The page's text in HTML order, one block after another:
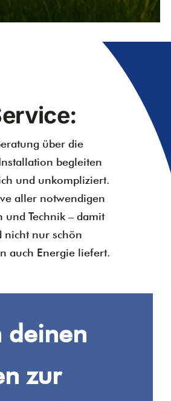
über die
begleiten
und unkompliziert.
aller notwendigen
und Technik – damit
nicht nur schön
auch Energie liefert.
deinen
zur